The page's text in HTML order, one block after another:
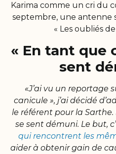
Karima comme un cri du
septembre, une antenne
« Les oubliés
« En tant que
sent
«J’ai vu un reportage
canicule », j’ai décidé
le référent pour la
se sent démuni. Le but,
qui rencontrent les
aider à obtenir gain de